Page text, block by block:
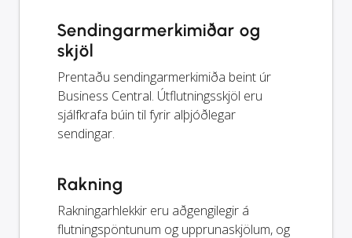
Sendingarmerkimiðar og
skjöl
Prentaðu sendingarmerkimiða beint úr
Business Central. Útflutningsskjöl eru
sjálfkrafa búin til fyrir alþjóðlegar
sendingar.
Rakning
Rakningarhlekkir eru aðgengilegir á
flutningspöntunum og upprunaskjölum, og